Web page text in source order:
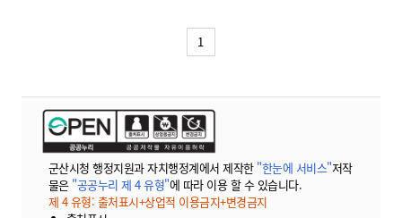
1
군산시청 행정지원과 자치행정계에서 제작한 "한눈에 서비스"저작
물은 "공공누리 제 4 유형"에 따라 이용 할 수 있습니다.
제 4 유형: 출처표시+상업적 이용금지+변경금지